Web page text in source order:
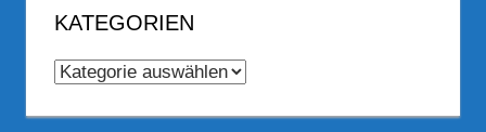
KATEGORIEN
Kategorien